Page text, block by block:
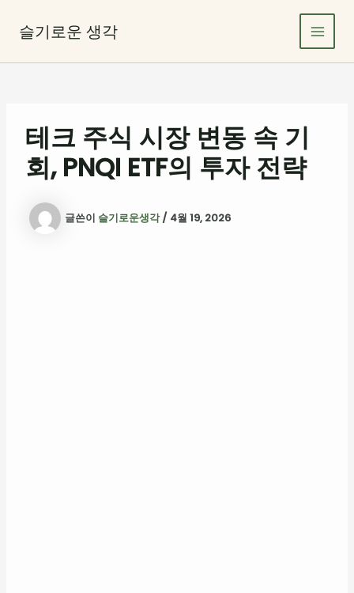
로
슬기로운 생각
Main
테크 주식 시장 변동 속 기
회, PNQI ETF의 투자 전략
글쓴이 슬기로운생각/ 4월 19, 2026